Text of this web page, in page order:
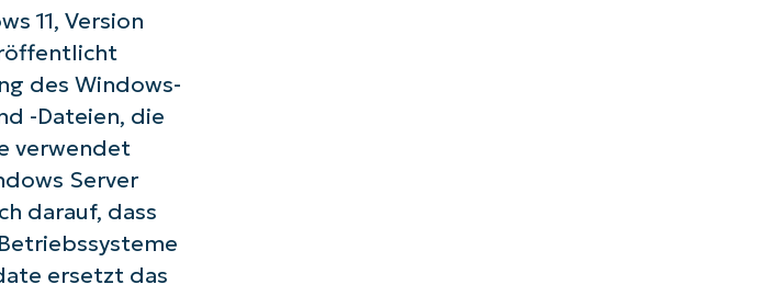
11, Version
des Windows-
-Dateien, die
verwendet
Server
darauf, dass
ersetzt das